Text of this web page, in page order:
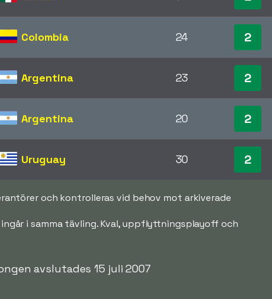
Colombia 24 2
Argentina 23 2
Argentina 20 2
Uruguay 30 2
och kontrolleras vid behov mot arkiverade
i samma tävling. Kval, uppflyttningsplayoff och
avslutades 15 juli 2007